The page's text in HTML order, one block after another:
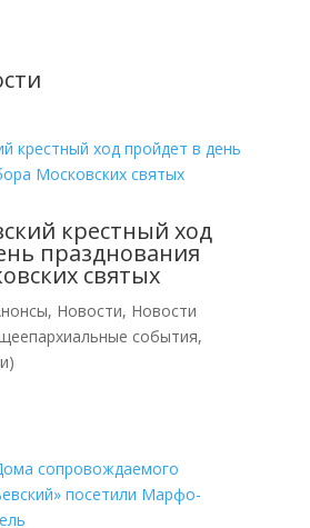
крестный ход
празднования
святых
, Новости, Новости
события,